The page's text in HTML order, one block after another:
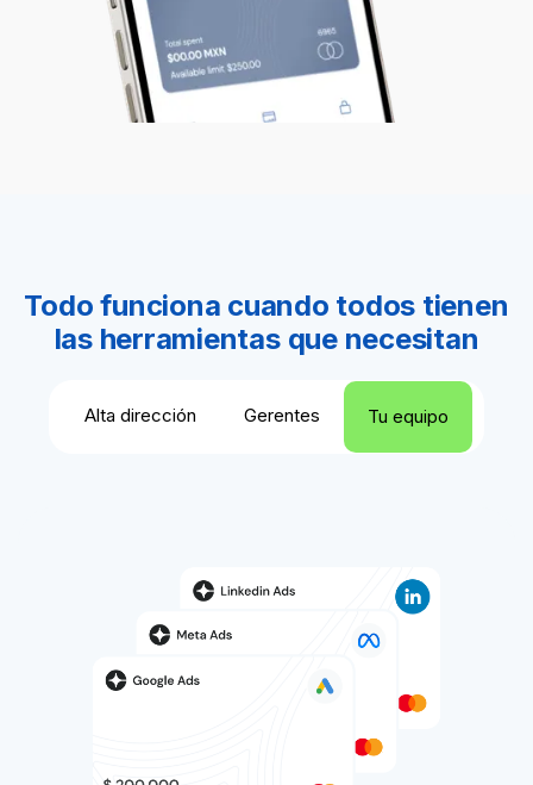
Todo funciona cuando todos tienen
las herramientas que necesitan
Alta dirección Gerentes Tu equipo